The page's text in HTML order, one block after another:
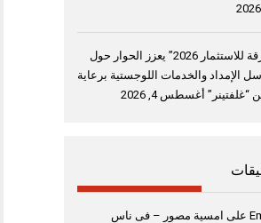
“منتدى الشارقة للاستثمار 2026” يعزز الحوار حول
الإمداد والخدمات اللوجستية برعاية
“غلفتينر” أغسطس 4, 2026
على امسية مصور – فى ناس